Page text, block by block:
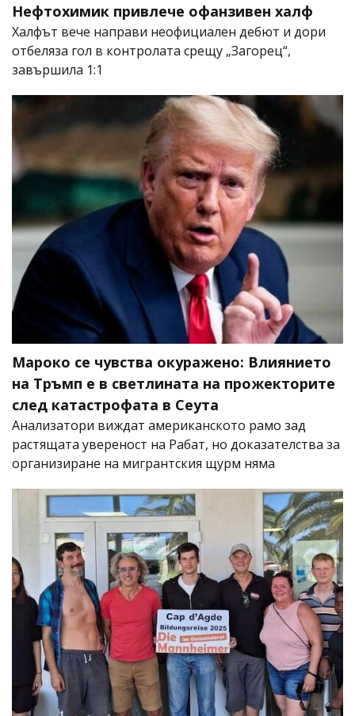
Нефтохимик привлече офанзивен халф
Халфът вече направи неофициален дебют и дори
отбеляза гол в контролата срещу „Загорец“,
завършила 1:1
Мароко се чувства окуражено: Влиянието
на Тръмп е в светлината на прожекторите
след катастрофата в Сеута
Анализатори виждат американското рамо зад
растящата увереност на Рабат, но доказателства за
организиране на мигрантския щурм няма